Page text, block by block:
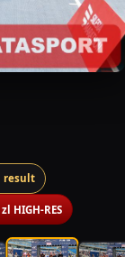
result
HIGH-RES